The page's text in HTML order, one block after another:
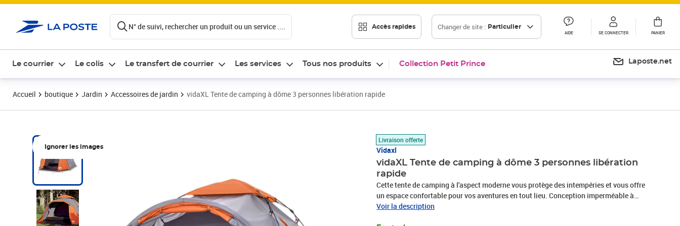
N° de suivi, rechercher un produit ou un service .... Accès rapides Changer de site : Particulier
AIDE SE CONNECTER PANIER
Le courrier Le colis Le transfert de courrier Les services Tous nos produits Collection Petit Prince Laposte.net
Accueil boutique Jardin Accessoires de jardin vidaXL Tente de camping à dôme 3 personnes libération rapide
Ignorer les images
Livraison offerte
Vidaxl
vidaXL Tente de camping à dôme 3 personnes libération
rapide
Cette tente de camping à l'aspect moderne vous protège des intempéries et vous offre
un espace confortable pour vos aventures en tout lieu. Conception imperméable à
l'eau tout autour : cette tente de camping, fabriquée en polyester avec un revêtement
Voir la description
Prix 124,95€